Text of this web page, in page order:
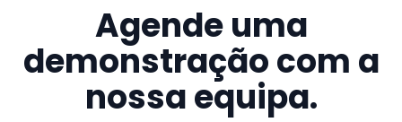
Agende uma
demonstração com a
nossa equipa.